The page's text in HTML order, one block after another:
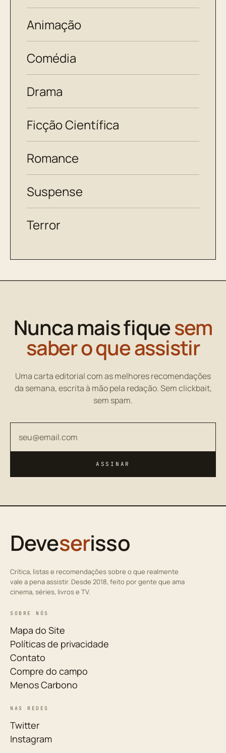
Animação
Comédia
Drama
Ficção Científica
Romance
Suspense
Terror
Nunca mais fiquesem
saber o que assistir
Uma carta editorial com as melhores recomendações
da semana, escrita à mão pela redação. Sem clickbait,
sem spam.
ASSINAR
Deveserisso
Crítica, listas e recomendações sobre o que realmente
vale a pena assistir. Desde 2018, feito por gente que ama
cinema, séries, livros e TV.
SOBRE NÓS
Mapa do Site
Políticas de privacidade
Contato
Compre do campo
Menos Carbono
NAS REDES
Twitter
Instagram